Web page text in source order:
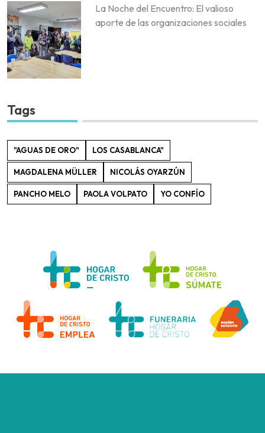
La Noche del Encuentro: El valioso
aporte de las organizaciones sociales
Tags
"AGUAS DE ORO" LOS CASABLANCA"
MAGDALENA MÜLLER NICOLÁS OYARZÚN
PANCHO MELO PAOLA VOLPATO YO CONFÍO